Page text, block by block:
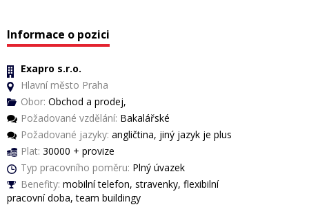
Informace o pozici
Exapro s.r.o.
Hlavní město Praha
Obor: Obchod a prodej,
Požadované vzdělání: Bakalářské
Požadované jazyky: angličtina, jiný jazyk je plus
Plat: 30000 + provize
Typ pracovního poměru: Plný úvazek
Benefity: mobilní telefon, stravenky, flexibilní
pracovní doba, team buildingy